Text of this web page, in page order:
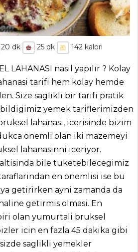
20 dk 25 dk 142 kalori
LAHANASI nasıl yapılır ? Kolay
tarifi hem kolay hemde
Size saglikli bir tarifi pratik
yemek tariflerimizden
lahanasi, icerisinde bizim
onemli olan iki mazemeyi
lahanasinni iceriyor.
bile tuketebilecegimiz
en onemlisi ise bu
getirirken ayni zamanda da
getirmis olmasi. En
olan yumurtali bruksel
icin en fazla 45 dakika gibi
saglikli yemekler